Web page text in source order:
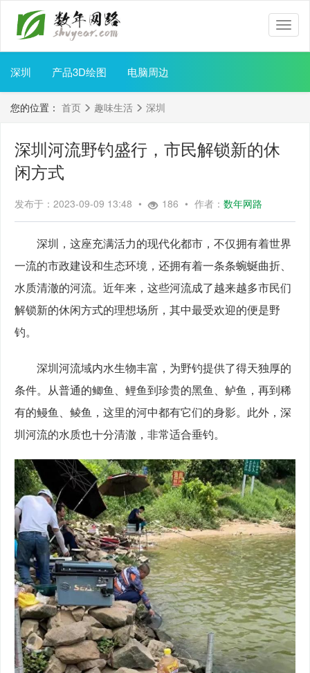
数
年
网
深圳 产品3D绘图 电脑周边
您的位置： 首页 趣味生活 深圳
深圳河流野钓盛行，市民解锁新的休
闲方式
发布于：2023-09-09 13:48 • 186 • 作者：数年网路
深圳，这座充满活力的现代化都市，不仅拥有着世界
一流的市政建设和生态环境，还拥有着一条条蜿蜒曲折、
水质清澈的河流。近年来，这些河流成了越来越多市民们
解锁新的休闲方式的理想场所，其中最受欢迎的便是野
钓。
深圳河流域内水生物丰富，为野钓提供了得天独厚的
条件。从普通的鲫鱼、鲤鱼到珍贵的黑鱼、鲈鱼，再到稀
有的鳗鱼、鲮鱼，这里的河中都有它们的身影。此外，深
圳河流的水质也十分清澈，非常适合垂钓。